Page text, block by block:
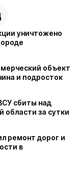
уничтожено
объект
и подросток
сбиты над
области за сутки
ремонт дорог и
в